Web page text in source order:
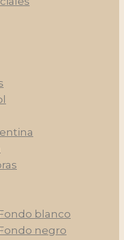
blanco
negro